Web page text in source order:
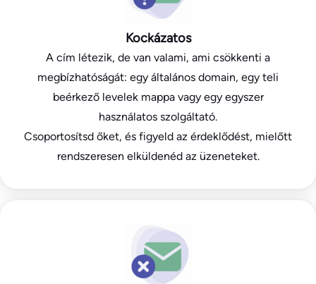
Kockázatos
A cím létezik, de van valami, ami csökkenti a
megbízhatóságát: egy általános domain, egy teli
beérkező levelek mappa vagy egy egyszer
használatos szolgáltató.
Csoportosítsd őket, és figyeld az érdeklődést, mielőtt
rendszeresen elküldenéd az üzeneteket.